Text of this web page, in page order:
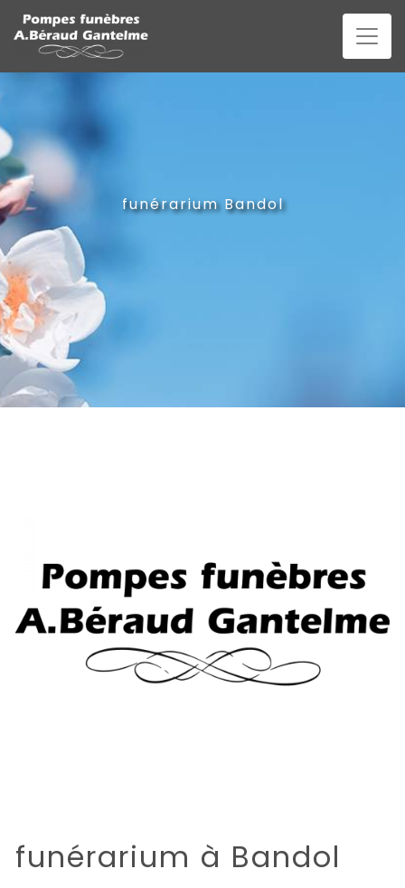
Panneau de gestion des cookies
funérarium Bandol
funérarium à Bandol